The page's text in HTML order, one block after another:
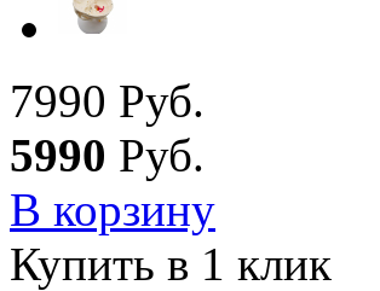
7990 Руб.
5990 Руб.
В корзину
Купить в 1 клик